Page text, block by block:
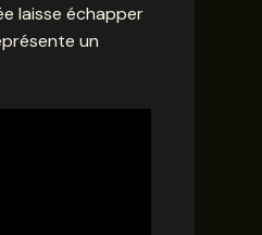
laisse échapper
un